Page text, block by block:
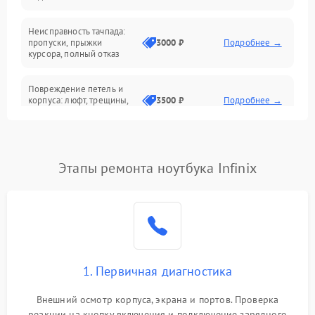
Сеть и интернет
Неисправность тачпада:
пропуски, прыжки
курсора, полный отказ
3000 ₽ Подробнее →
Повреждение петель и
корпуса: люфт, трещины,
3500 ₽ Подробнее →
невозможность зарядки,
2500 ₽ Подробнее →
2000 ₽
Перегрев из‑за пыли,
неисправности кулера
Этапы ремонта ноутбука Infinix
1. Первичная диагностика
Внешний осмотр корпуса, экрана и портов. Проверка